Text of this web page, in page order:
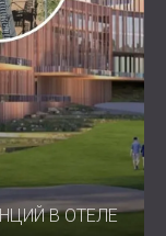
В ОТЕЛЕ